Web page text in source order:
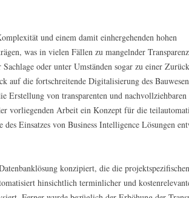
und einem damit einhergehenden hohen
was in vielen Fällen zu mangelnder
oder unter Umständen sogar zu einer
auf die fortschreitende Digitalisierung des
Erstellung von transparenten und nachvollziehbaren
vorliegenden Arbeit ein Konzept für die
Einsatzes von Business Intelligence Lösungen
konzipiert, die die projektspezifischen
hinsichtlich terminlicher und